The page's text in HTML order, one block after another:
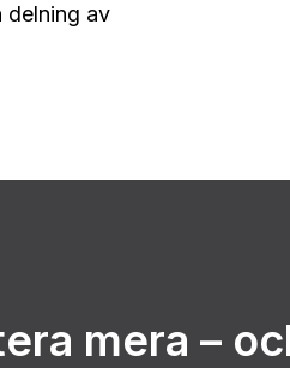
delning av
mera –